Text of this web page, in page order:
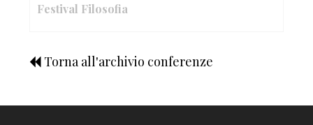
Festival Filosofia
Torna all'archivio conferenze